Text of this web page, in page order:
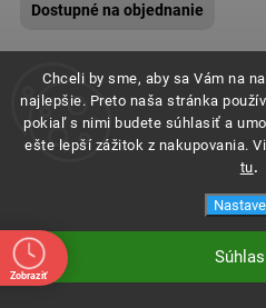
Chceli by sme, aby sa Vám na
najlepšie. Preto naša stránka
pokiaľ s nimi budete súhlasiť a
ešte lepší zážitok z nakupovania.
tu.
Dostupné na objednanie
Zobraziť